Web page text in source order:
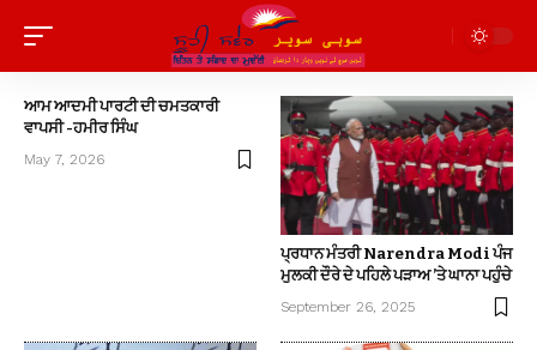
ਆਮ ਆਦਮੀ ਪਾਰਟੀ ਦੀ ਚਮਤਕਾਰੀ
ਵਾਪਸੀ -ਹਮੀਰ ਸਿੰਘ
May 7, 2026
ਪ੍ਰਧਾਨ ਮੰਤਰੀ Narendra Modi ਪੰਜ
ਮੁਲਕੀ ਦੌਰੇ ਦੇ ਪਹਿਲੇ ਪੜਾਅ ’ਤੇ ਘਾਨਾ ਪਹੁੰਚੇ
September 26, 2025